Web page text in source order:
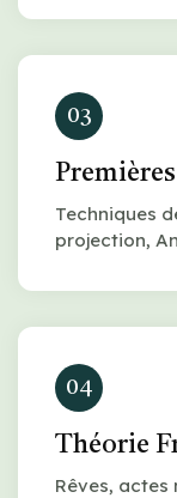
03
Techniques
projection,
04
Théorie
Rêves, actes